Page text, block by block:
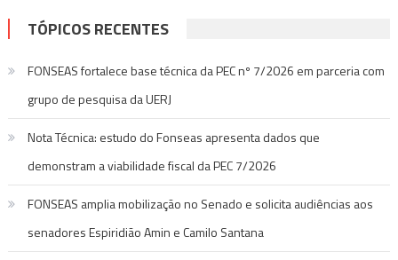
TÓPICOS RECENTES
FONSEAS fortalece base técnica da PEC nº 7/2026 em parceria com
grupo de pesquisa da UERJ
Nota Técnica: estudo do Fonseas apresenta dados que
demonstram a viabilidade fiscal da PEC 7/2026
FONSEAS amplia mobilização no Senado e solicita audiências aos
senadores Espiridião Amin e Camilo Santana